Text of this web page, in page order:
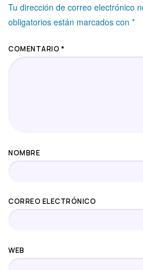
Tu dirección de correo electrónico
obligatorios están marcados con *
COMENTARIO *
NOMBRE
CORREO ELECTRÓNICO
WEB